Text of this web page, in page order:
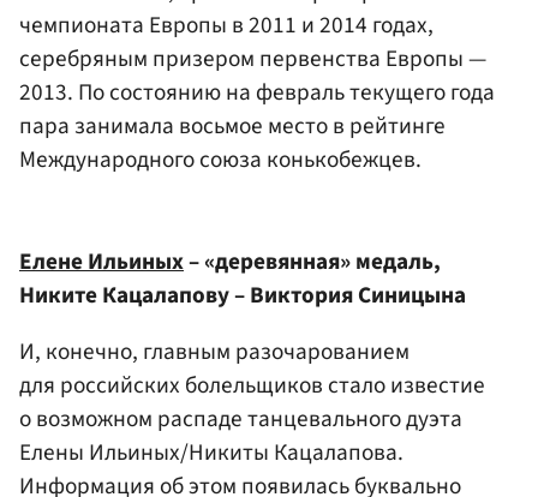
чемпионата Европы в 2011 и 2014 годах,
серебряным призером первенства Европы —
2013. По состоянию на февраль текущего года
пара занимала восьмое место в рейтинге
Международного союза конькобежцев.
Елене Ильиных– «деревянная» медаль,
Никите Кацалапову – Виктория Синицына
И, конечно, главным разочарованием
для российских болельщиков стало известие
о возможном распаде танцевального дуэта
Елены Ильиных/Никиты Кацалапова.
Информация об этом появилась буквально